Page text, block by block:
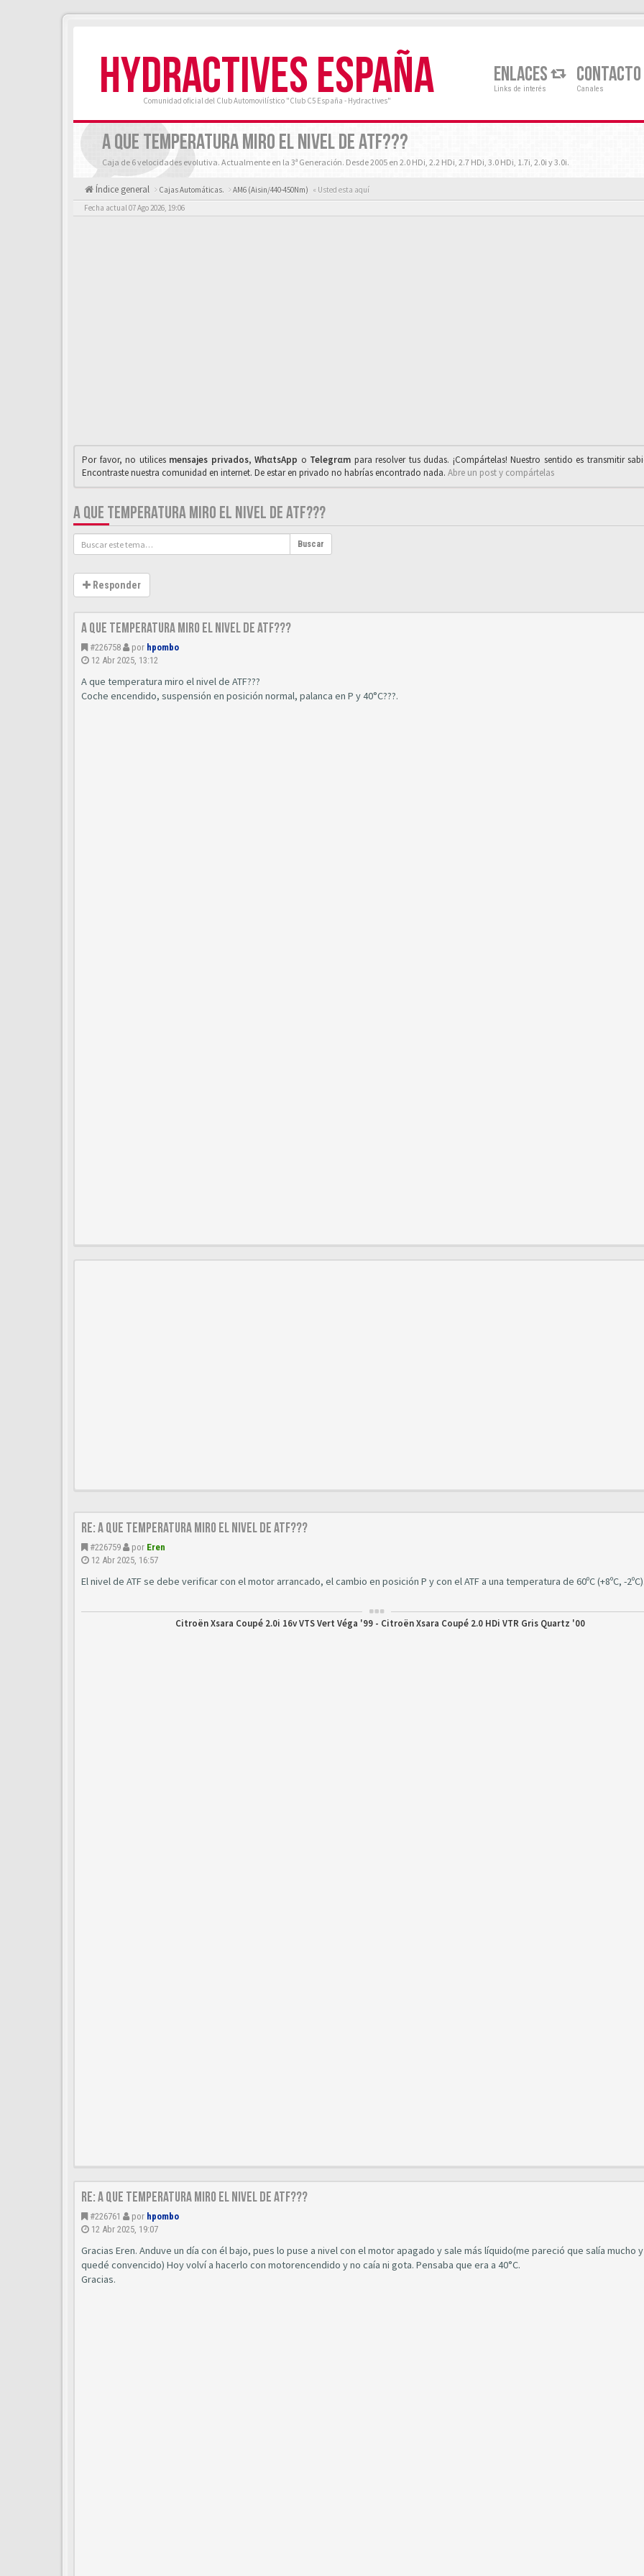
HYDRACTIVES ESPAÑA
Comunidad oficial del Club Automovilístico "Club C5 España - Hydractives"
ENLACES
Links de interés
CONTACTO
Canales
A QUE TEMPERATURA MIRO EL NIVEL DE ATF???
Caja de 6 velocidades evolutiva. Actualmente en la 3ª Generación. Desde 2005 en 2.0 HDi, 2.2 HDi, 2.7 HDi, 3.0 HDi, 1.7i, 2.0i y 3.0i.
Índice general Cajas Automáticas. AM6 (Aisin/440-450Nm) « Usted esta aquí
Fecha actual 07 Ago 2026, 19:06
Por favor, no utilices mensajes privados,WhαtsApp o Telegrαm para resolver tus dudas. ¡Compártelas! Nuestro sentido es transmitir
Encontraste nuestra comunidad en internet. De estar en privado no habrías encontrado nada. Abre un post y compártelas
A QUE TEMPERATURA MIRO EL NIVEL DE ATF???
Buscar
Responder
A que temperatura miro el nivel de ATF???
#226758 por hpombo
12 Abr 2025, 13:12
A que temperatura miro el nivel de ATF???
Coche encendido, suspensión en posición normal, palanca en P y 40°C???.
Re: A que temperatura miro el nivel de ATF???
#226759 por Eren
12 Abr 2025, 16:57
El nivel de ATF se debe verificar con el motor arrancado, el cambio en posición P y con el ATF a una temperatura de 60ºC (+8ºC, -
Citroën Xsara Coupé 2.0i 16v VTS Vert Véga '99 - Citroën Xsara Coupé 2.0 HDi VTR Gris Quartz '00
Re: A que temperatura miro el nivel de ATF???
#226761 por hpombo
12 Abr 2025, 19:07
Gracias Eren. Anduve un día con él bajo, pues lo puse a nivel con el motor apagado y sale más líquido(me pareció que salía mucho
quedé convencido) Hoy volví a hacerlo con motorencendido y no caía ni gota. Pensaba que era a 40°C.
Gracias.